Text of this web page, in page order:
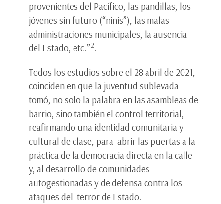
provenientes del Pacífico, las pandillas, los
jóvenes sin futuro (“ninis”), las malas
administraciones municipales, la ausencia
del Estado, etc.”2.
Todos los estudios sobre el 28 abril de 2021,
coinciden en que la juventud sublevada
tomó, no solo la palabra en las asambleas de
barrio, sino también el control territorial,
reafirmando una identidad comunitaria y
cultural de clase, para abrir las puertas a la
práctica de la democracia directa en la calle
y, al desarrollo de comunidades
autogestionadas y de defensa contra los
ataques del terror de Estado.